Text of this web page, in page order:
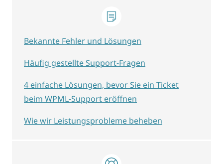
Bekannte Fehler und Lösungen
Häufig gestellte Support-Fragen
4 einfache Lösungen, bevor Sie ein Ticket
beim WPML-Support eröffnen
Wie wir Leistungsprobleme beheben